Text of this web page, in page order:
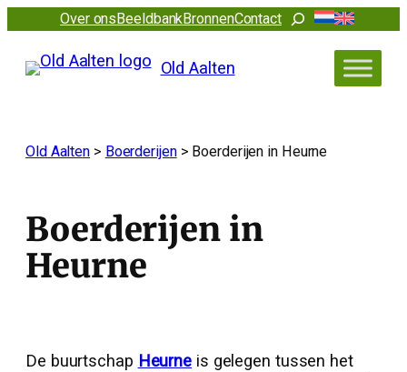
Over onsBeeldbankBronnenContactZoeken
Old Aalten
Old Aalten > Boerderijen> Boerderijen in Heurne
Boerderijen in
Heurne
De buurtschap Heurne is gelegen tussen het